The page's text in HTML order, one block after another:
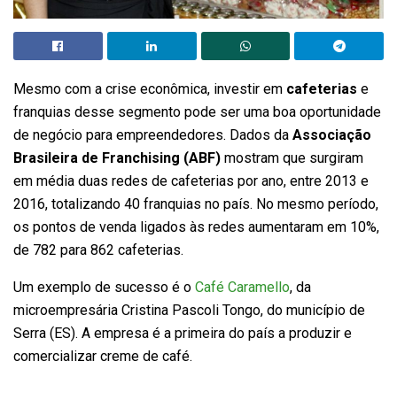
Mesmo com a crise econômica, investir em cafeterias e
franquias desse segmento pode ser uma boa oportunidade
de negócio para empreendedores. Dados da Associação
Brasileira de Franchising (ABF) mostram que surgiram
em média duas redes de cafeterias por ano, entre 2013 e
2016, totalizando 40 franquias no país. No mesmo período,
os pontos de venda ligados às redes aumentaram em 10%,
de 782 para 862 cafeterias.
Um exemplo de sucesso é o Café Caramello, da
microempresária Cristina Pascoli Tongo, do município de
Serra (ES). A empresa é a primeira do país a produzir e
comercializar creme de café.